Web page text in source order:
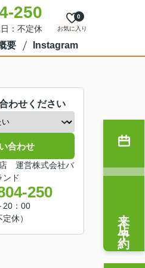
250
：不定休 お気に入り
0
要 Instagram
わせください
合わせ
運営株式会社バ
ンド
250
20：00
定休）
来店予約